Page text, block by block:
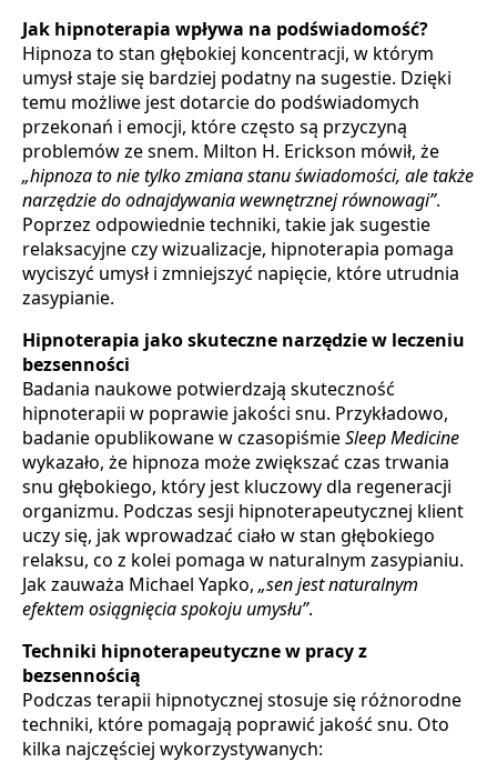
Jak hipnoterapia wpływa na podświadomość?
Hipnoza to stan głębokiej koncentracji, w którym
umysł staje się bardziej podatny na sugestie. Dzięki
temu możliwe jest dotarcie do podświadomych
przekonań i emocji, które często są przyczyną
problemów ze snem. Milton H. Erickson mówił, że
„hipnoza to nie tylko zmiana stanu świadomości, ale także
narzędzie do odnajdywania wewnętrznej równowagi”.
Poprzez odpowiednie techniki, takie jak sugestie
relaksacyjne czy wizualizacje, hipnoterapia pomaga
wyciszyć umysł i zmniejszyć napięcie, które utrudnia
zasypianie.
Hipnoterapia jako skuteczne narzędzie w leczeniu
bezsenności
Badania naukowe potwierdzają skuteczność
hipnoterapii w poprawie jakości snu. Przykładowo,
badanie opublikowane w czasopiśmieSleep Medicine
wykazało, że hipnoza może zwiększać czas trwania
snu głębokiego, który jest kluczowy dla regeneracji
organizmu. Podczas sesji hipnoterapeutycznej klient
uczy się, jak wprowadzać ciało w stan głębokiego
relaksu, co z kolei pomaga w naturalnym zasypianiu.
Jak zauważa Michael Yapko, „sen jest naturalnym
efektem osiągnięcia spokoju umysłu”.
Techniki hipnoterapeutyczne w pracy z
bezsennością
Podczas terapii hipnotycznej stosuje się różnorodne
techniki, które pomagają poprawić jakość snu. Oto
kilka najczęściej wykorzystywanych: